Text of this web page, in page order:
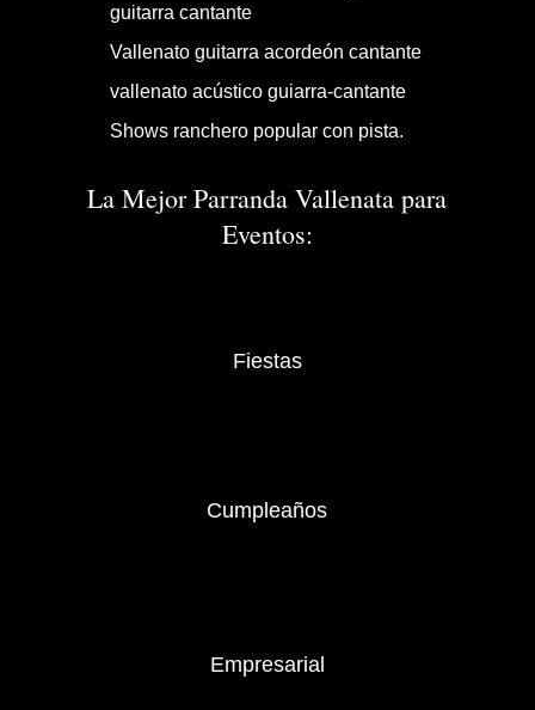
guitarra cantante
Vallenato guitarra acordeón cantante
vallenato acústico guiarra-cantante
Shows ranchero popular con pista.
La Mejor Parranda Vallenata para
Eventos:
Fiestas
Cumpleaños
Empresarial